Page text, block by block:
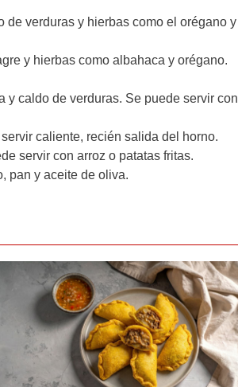
de verduras y hierbas como el orégano y
y hierbas como albahaca y orégano.
y caldo de verduras. Se puede servir con
caliente, recién salida del horno.
servir con arroz o patatas fritas.
pan y aceite de oliva.